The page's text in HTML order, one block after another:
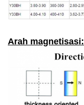
Arah magnetisasi: